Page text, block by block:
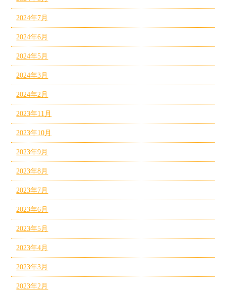
2024年7月
2024年6月
2024年5月
2024年3月
2024年2月
2023年11月
2023年10月
2023年9月
2023年8月
2023年7月
2023年6月
2023年5月
2023年4月
2023年3月
2023年2月